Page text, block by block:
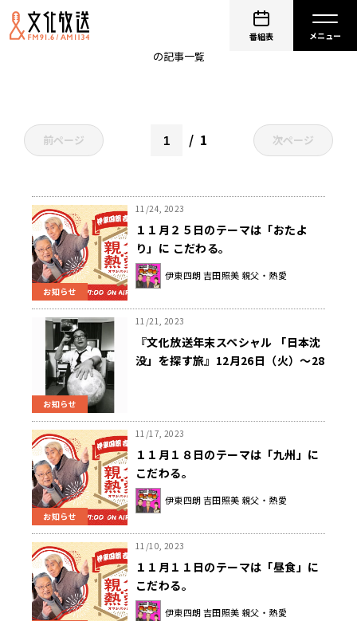
番組表
の記事一覧
前ページ 1 次ページ
お知らせ
11/24, 2023
１１月２５日のテーマは「おたよ
り」に こだわる。
伊東四朗 吉田照美 親父・熱愛
お知らせ
11/21, 2023
『文化放送年末スペシャル 「日本沈
没」を探す旅』12月26日（火）～28
お知らせ
11/17, 2023
１１月１８日のテーマは「九州」に
こだわる。
伊東四朗 吉田照美 親父・熱愛
11/10, 2023
１１月１１日のテーマは「昼食」に
こだわる。
伊東四朗 吉田照美 親父・熱愛